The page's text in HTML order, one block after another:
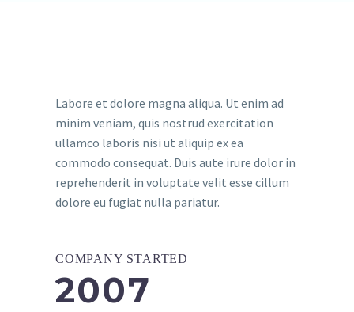
Labore et dolore magna aliqua. Ut enim ad
minim veniam, quis nostrud exercitation
ullamco laboris nisi ut aliquip ex ea
commodo consequat. Duis aute irure dolor in
reprehenderit in voluptate velit esse cillum
dolore eu fugiat nulla pariatur.
COMPANY STARTED
2007